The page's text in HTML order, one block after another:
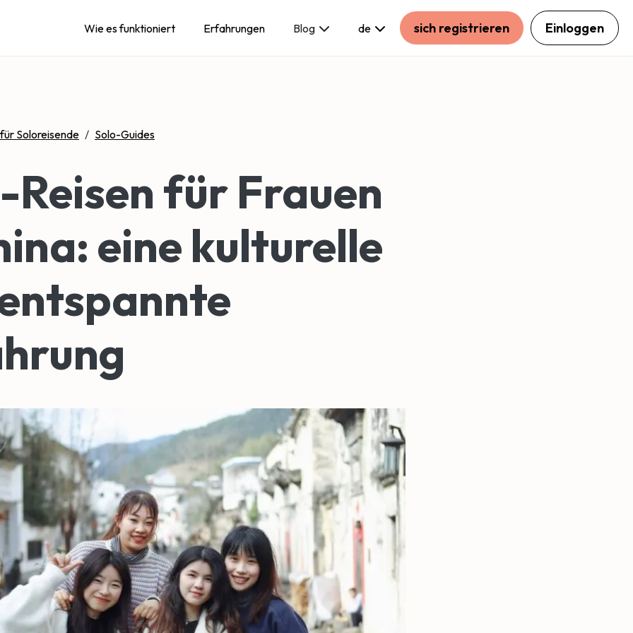
Wie es funktioniert Erfahrungen Blog de sich registrieren Einloggen
Soloreisende / Solo-Guides
Reisen für Frauen
eine kulturelle